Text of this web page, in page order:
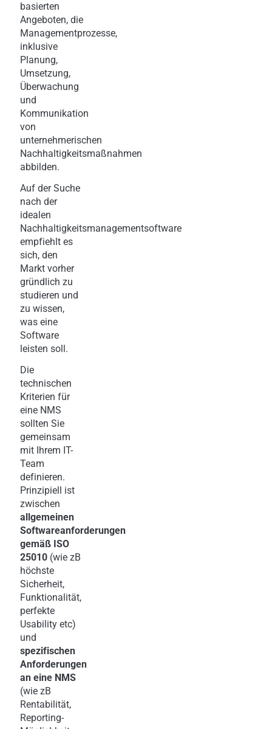
basierten
Angeboten, die
Managementprozesse,
inklusive
Planung,
Umsetzung,
Überwachung
und
Kommunikation
von
unternehmerischen
Nachhaltigkeitsmaßnahmen
abbilden.
Auf der Suche
nach der
idealen
Nachhaltigkeitsmanagementsoftware
empfiehlt es
sich, den
Markt vorher
gründlich zu
studieren und
zu wissen,
was eine
Software
leisten soll.
Die
technischen
Kriterien für
eine NMS
sollten Sie
gemeinsam
mit Ihrem IT-
Team
definieren.
Prinzipiell ist
zwischen
allgemeinen
Softwareanforderungen
gemäß ISO
25010 (wie zB
höchste
Sicherheit,
Funktionalität,
perfekte
Usability etc)
und
spezifischen
Anforderungen
an eine NMS
(wie zB
Rentabilität,
Reporting-